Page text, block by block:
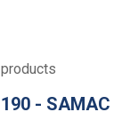
- SAMAC